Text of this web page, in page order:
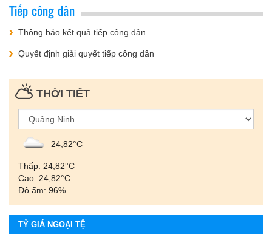
Tiếp công dân
Thông báo kết quả tiếp công dân
Quyết định giải quyết tiếp công dân
THỜI TIẾT
24,82°С
Thấp: 24,82°С
Cao: 24,82°С
Độ ẩm: 96%
TỶ GIÁ NGOẠI TỆ